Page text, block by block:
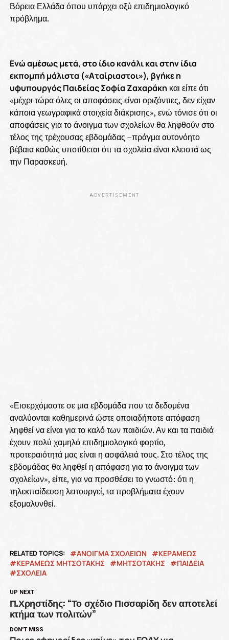
Βόρεια Ελλάδα όπου υπάρχει οξύ επιδημιολογικό
πρόβλημα.
Ενώ αμέσως μετά, στο ίδιο κανάλι και στην ίδια
εκπομπή μάλιστα («Αταίριαστοι»), βγήκε η
υφυπουργός Παιδείας Σοφία Ζαχαράκη και είπε ότι
«μέχρι τώρα όλες οι αποφάσεις είναι οριζόντιες, δεν είχαν
κάποια γεωγραφικά στοιχεία διάκρισης», ενώ τόνισε ότι οι
αποφάσεις για το άνοιγμα των σχολείων θα ληφθούν στο
τέλος της τρέχουσας εβδομάδας –πράγμα αυτονόητο
βέβαια καθώς υποτίθεται ότι τα σχολεία είναι κλειστά ως
την Παρασκευή.
ADVERTISEMENT
«Εισερχόμαστε σε μια εβδομάδα που τα δεδομένα
αναλύονται καθημερινά ώστε οποιαδήποτε απόφαση
ληφθεί να είναι για το καλό των παιδιών. Αν και τα παιδιά
έχουν πολύ χαμηλό επιδημιολογικό φορτίο,
προτεραιότητά μας είναι η ασφάλειά τους. Στο τέλος της
εβδομάδας θα ληφθεί η απόφαση για το άνοιγμα των
σχολείων», είπε, για να προσθέσει το γνωστό: ότι η
τηλεκπαίδευση λειτουργεί, τα προβλήματα έχουν
εξομαλυνθεί.
RELATED TOPICS: ΑΝΟΙΓΜΑ ΣΧΟΛΕΙΩΝ
ΚΕΡΑΜΕΩΣ
ΚΕΡΑΜΕΩΣ ΜΗΤΣΟΤΑΚΗΣ
ΜΗΤΣΟΤΑΚΗΣ
ΠΑΙΔΕΙΑ
ΣΧΟΛΕΙΑ
UP NEXT
Π.Χρηστίδης: “Το σχέδιο Πισσαρίδη δεν αποτελεί
κτήμα των πολιτών”
DON'T MISS